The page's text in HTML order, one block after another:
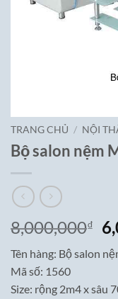
TRANG CHỦ / NỘI
Bộ salon nệm
8,000,000₫
gốc
Tên hàng: Bộ salon
Mã số: 1560
Size: rộng 2m4 x sâu